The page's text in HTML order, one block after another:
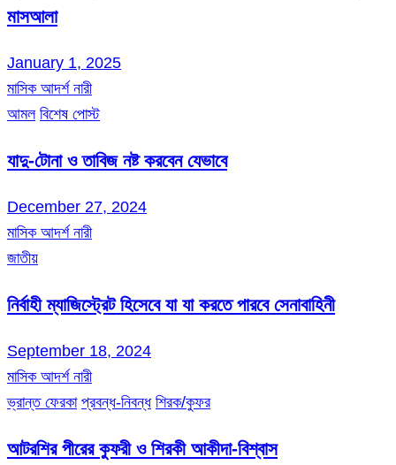
মাসআলা
January 1, 2025
মাসিক আদর্শ নারী
আমল বিশেষ পোস্ট
যাদু-টোনা ও তাবিজ নষ্ট করবেন যেভাবে
December 27, 2024
মাসিক আদর্শ নারী
জাতীয়
নির্বাহী ম্যাজিস্ট্রেট হিসেবে যা যা করতে পারবে সেনাবাহিনী
September 18, 2024
মাসিক আদর্শ নারী
ভ্রান্ত ফেরকা প্রবন্ধ-নিবন্ধ শিরক/কুফর
আটরশির পীরের কুফরী ও শিরকী আকীদা-বিশ্বাস